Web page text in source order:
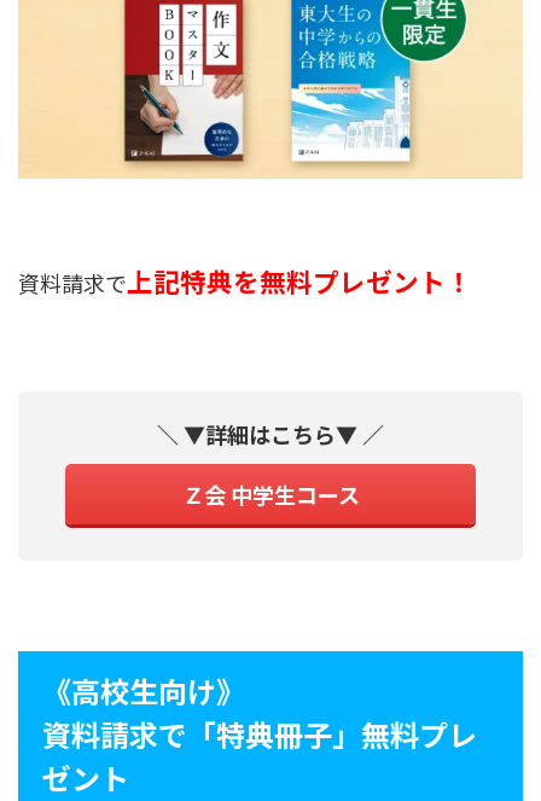
資料請求で上記特典を無料プレゼント！
＼ ▼詳細はこちら▼ ／
Ｚ会 中学生コース
《高校生向け》
資料請求で「特典冊子」無料プレ
ゼント